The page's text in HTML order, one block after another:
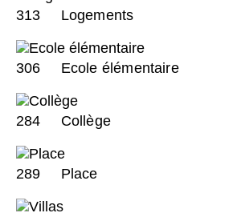
313 Logements
306 Ecole élémentaire
284 Collège
289 Place